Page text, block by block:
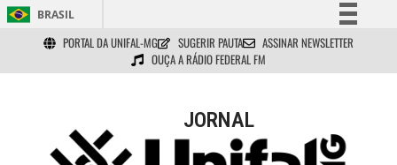
BRASIL
Simplifique!
Comunica BR
Acesso à informação
Legislação
PORTAL DA UNIFAL-MG SUGERIR PAUTA
ASSINAR NEWSLETTER
OUÇA A RÁDIO FEDERAL FM
JORNAL